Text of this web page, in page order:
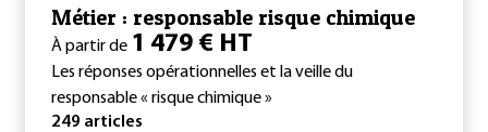
Métier : responsable risque chimique
À partir de 1 479 € HT
Les réponses opérationnelles et la veille du
responsable « risque chimique »
249 articles